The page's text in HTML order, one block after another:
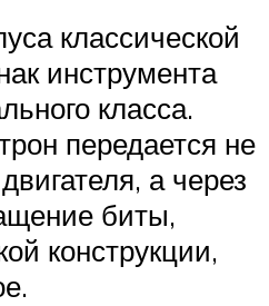
классической
инструмента
класса.
передается не
а через
биты,
конструкции,